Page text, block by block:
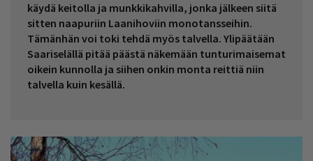
käydä keitolla ja munkkikahvilla, jonka jälkeen siitä
sitten naapuriin Laanihoviin monotansseihin.
Tämänhän voi toki tehdä myös talvella. Ylipäätään
Saariselällä pitää päästä näkemään tunturimaisemat
oikein kunnolla ja siihen onkin monta reittiä niin
talvella kuin kesällä.